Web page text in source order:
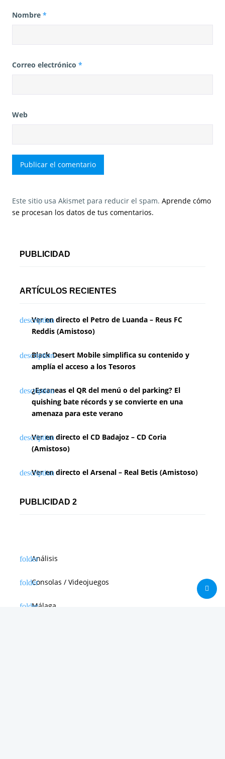
Nombre *
Correo electrónico *
Web
Este sitio usa Akismet para reducir el spam. Aprende cómo
se procesan los datos de tus comentarios.
PUBLICIDAD
ARTÍCULOS RECIENTES
Ver en directo el Petro de Luanda – Reus FC
Reddis (Amistoso)
Black Desert Mobile simplifica su contenido y
amplía el acceso a los Tesoros
¿Escaneas el QR del menú o del parking? El
quishing bate récords y se convierte en una
amenaza para este verano
Ver en directo el CD Badajoz – CD Coria
(Amistoso)
Ver en directo el Arsenal – Real Betis (Amistoso)
PUBLICIDAD 2
Análisis
Consolas / Videojuegos
Málaga